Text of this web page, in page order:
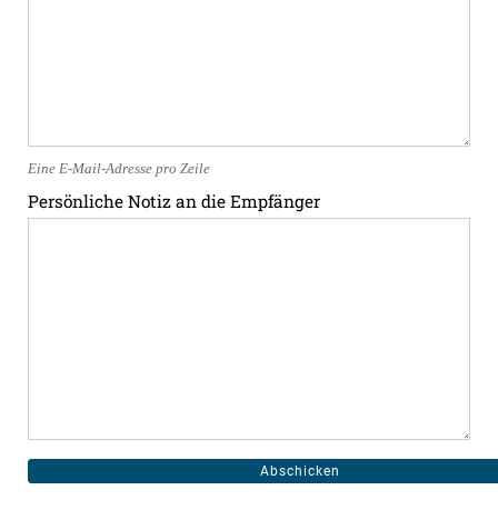
Eine E-Mail-Adresse pro Zeile
Persönliche Notiz an die Empfänger